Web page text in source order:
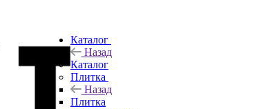
Каталог
Назад
Каталог
Плитка
Назад
Плитка